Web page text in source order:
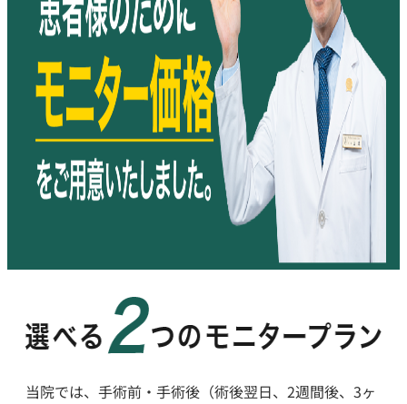
当院では、手術前・手術後（術後翌日、2週間後、3ヶ